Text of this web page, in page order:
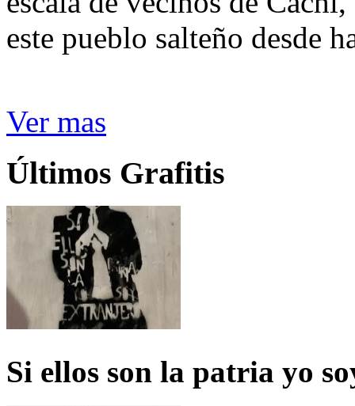
este pueblo salteño desde
Ver mas
Últimos Grafitis
Si ellos son la patria yo